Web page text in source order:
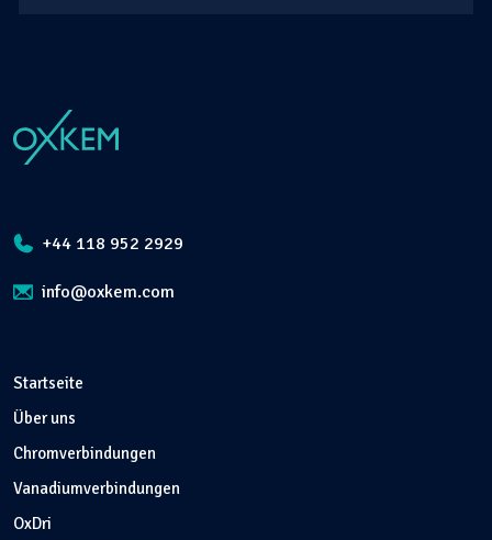
+44 118 952 2929
info@oxkem.com
Startseite
Über uns
Chromverbindungen
Vanadiumverbindungen
OxDri